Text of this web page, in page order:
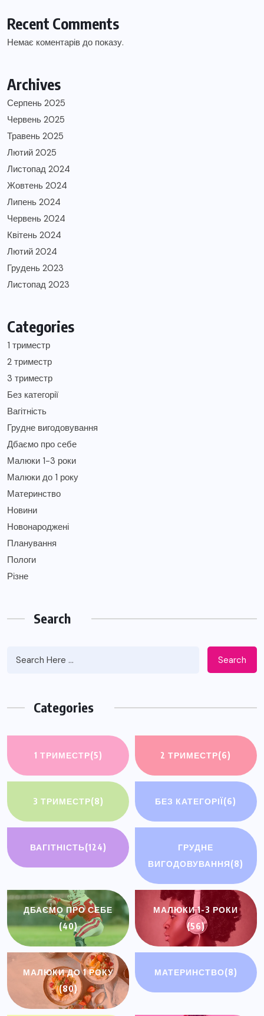
Recent Comments
Немає коментарів до показу.
Archives
Серпень 2025
Червень 2025
Травень 2025
Лютий 2025
Листопад 2024
Жовтень 2024
Липень 2024
Червень 2024
Квітень 2024
Лютий 2024
Грудень 2023
Листопад 2023
Categories
1 триместр
2 триместр
3 триместр
Без категорії
Вагітність
Грудне вигодовування
Дбаємо про себе
Малюки 1-3 роки
Малюки до 1 року
Материнство
Новини
Новонароджені
Планування
Пологи
Різне
Search
Search
Categories
1 ТРИМЕСТР(5) 2 ТРИМЕСТР(6)
3 ТРИМЕСТР(8) БЕЗ КАТЕГОРІЇ(6)
ВАГІТНІСТЬ(124)
ГРУДНЕ
ВИГОДОВУВАННЯ(8)
ДБАЄМО ПРО СЕБЕ
(40)
МАЛЮКИ 1-3 РОКИ
(56)
МАЛЮКИ ДО 1 РОКУ
(80)
МАТЕРИНСТВО(8)